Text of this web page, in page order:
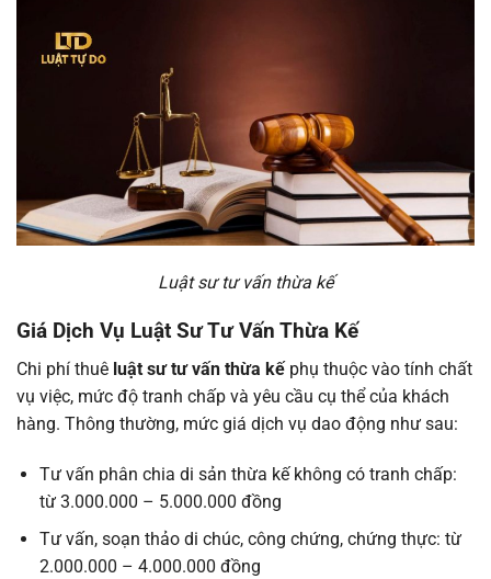
Luật sư tư vấn thừa kế
Giá Dịch Vụ Luật Sư Tư Vấn Thừa Kế
Chi phí thuê luật sư tư vấn thừa kếphụ thuộc vào tính chất
vụ việc, mức độ tranh chấp và yêu cầu cụ thể của khách
hàng. Thông thường, mức giá dịch vụ dao động như sau:
Tư vấn phân chia di sản thừa kế không có tranh chấp:
từ 3.000.000 – 5.000.000 đồng
Tư vấn, soạn thảo di chúc, công chứng, chứng thực: từ
2.000.000 – 4.000.000 đồng